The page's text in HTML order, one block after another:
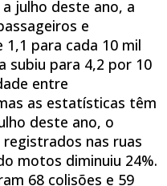
julho deste ano, a
e
para cada 10 mil
subiu para 4,2 por 10
entre
as estatísticas têm
deste ano, o
nas ruas
motos diminuiu 24%.
68 colisões e 59